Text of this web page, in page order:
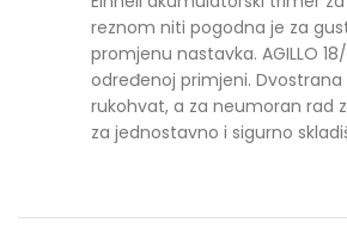
reznom niti pogodna je za
promjenu nastavka. AGILLO
određenoj primjeni.
rukohvat, a za neumoran rad
za jednostavno i sigurno